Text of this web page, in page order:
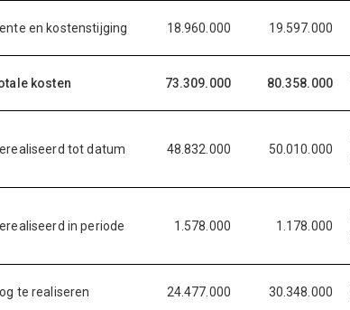
en kostenstijging 18.960.000 19.597.000
kosten 73.309.000 80.358.000
tot datum 48.832.000 50.010.000
in periode 1.578.000 1.178.000
te realiseren 24.477.000 30.348.000